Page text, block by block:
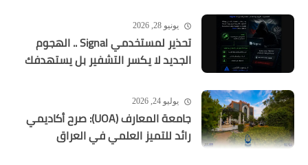
يونيو 28, 2026
تحذير لمستخدمي Signal .. الهجوم
الجديد لا يكسر التشفير بل يستهدفك
يوليو 24, 2026
جامعة المعارف (UOA): صرح أكاديمي
رائد للتميز العلمي في العراق